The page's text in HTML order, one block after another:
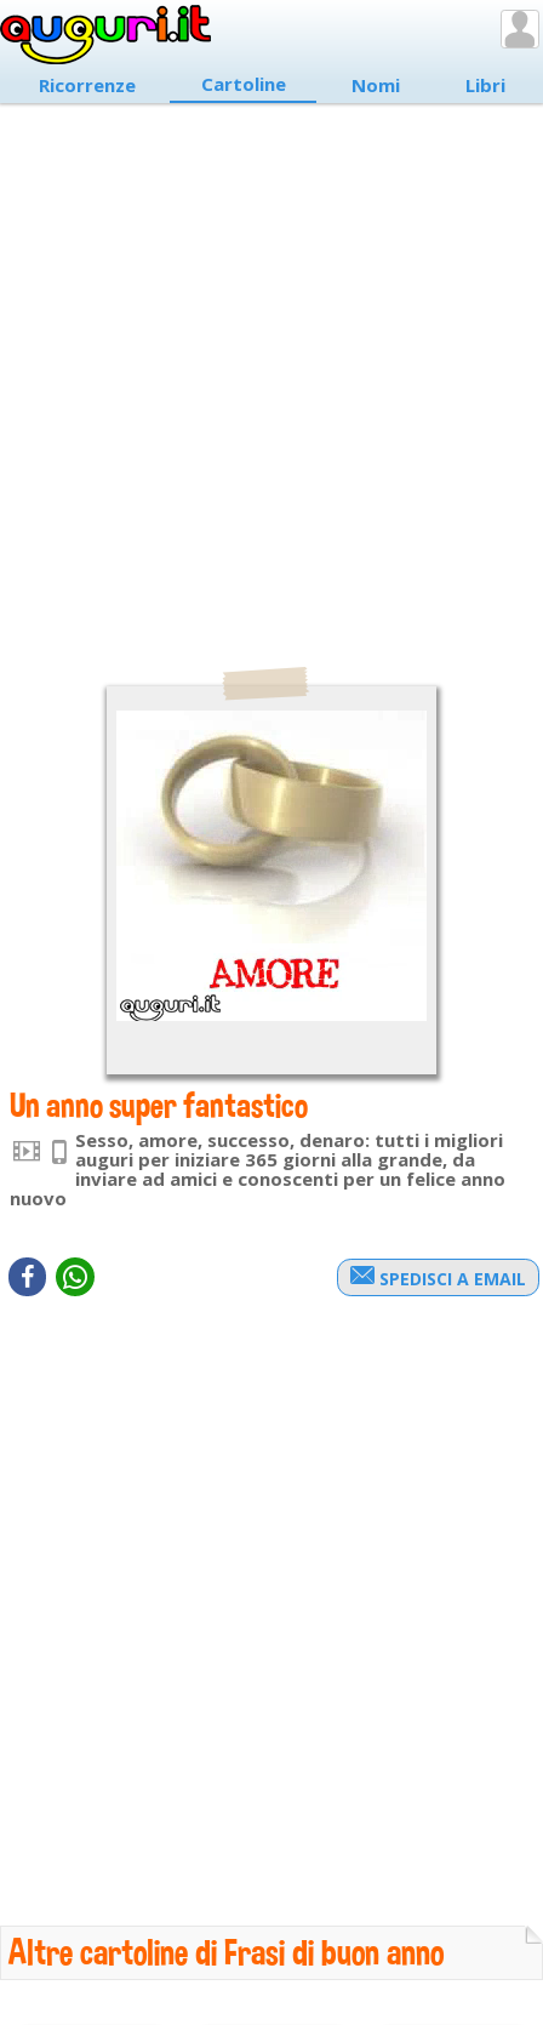
Ricorrenze Cartoline Nomi Libri
Un anno super fantastico
Sesso, amore, successo, denaro: tutti i migliori
auguri per iniziare 365 giorni alla grande, da
inviare ad amici e conoscenti per un felice anno
nuovo
SPEDISCI A EMAIL
Altre cartoline di Frasi di buon anno